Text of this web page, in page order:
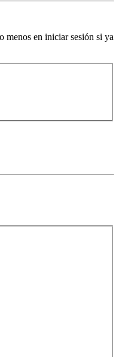
menos en iniciar sesión si ya